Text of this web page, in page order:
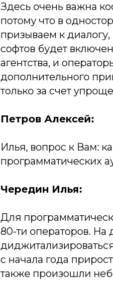
Здесь очень важна
потому что в
призываем к
софтов будет
агентства, и
дополнительного
только за счет
Петров Алексей:
Илья, вопрос к Вам:
программатических
Чередин Илья:
Для
80-ти операторов.
с начала года
также произошли